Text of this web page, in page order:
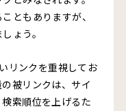
ともありますが、
ょう。
リンクを重視してお
被リンクは、サイ
索順位を上げるた